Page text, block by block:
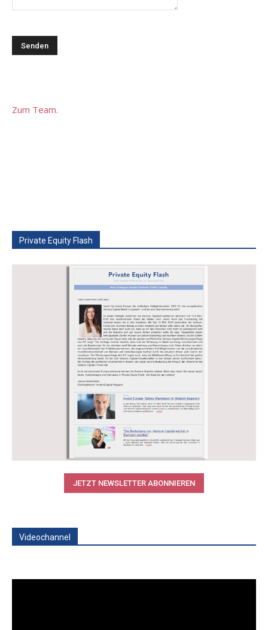
Zum Team.
Private Equity Flash
JETZT NEWSLETTER ABONNIEREN
Videochannel